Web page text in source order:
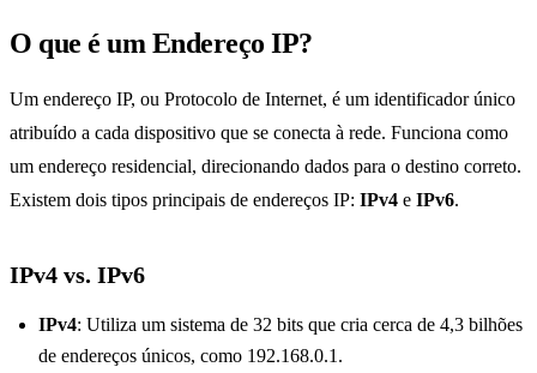
O que é um Endereço IP?
Um endereço IP, ou Protocolo de Internet, é um identificador único
atribuído a cada dispositivo que se conecta à rede. Funciona como
um endereço residencial, direcionando dados para o destino correto.
Existem dois tipos principais de endereços IP: IPv4 e IPv6.
IPv4 vs. IPv6
IPv4: Utiliza um sistema de 32 bits que cria cerca de 4,3 bilhões
de endereços únicos, como 192.168.0.1.